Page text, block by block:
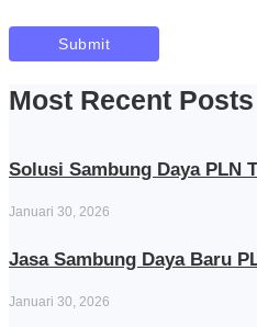
Most Recent Posts
Solusi Sambung Daya PLN
Januari 30, 2026
Jasa Sambung Daya Baru
Januari 30, 2026